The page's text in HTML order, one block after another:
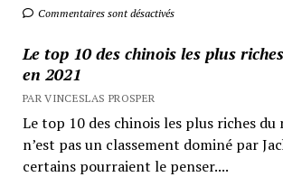
Commentaires sont désactivés
Le top 10 des chinois les plus
en 2021
PAR VINCESLAS PROSPER
Le top 10 des chinois les plus riches du
n’est pas un classement dominé par
certains pourraient le penser....